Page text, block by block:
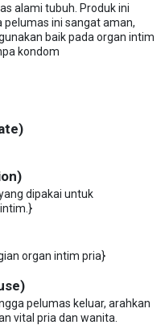
alami tubuh. Produk ini
ini sangat aman,
baik pada organ intim
kondom
dipakai untuk
organ intim pria}
pelumas keluar, arahkan
vital pria dan wanita.